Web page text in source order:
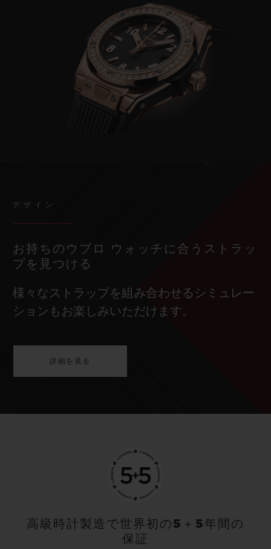
デザイン
お持ちのウブロ ウォッチに合うストラッ
プを見つける
様々なストラップを組み合わせるシミュレー
ションもお楽しみいただけます。
詳細を見る
高級時計製造で世界初の5＋5年間の
保証